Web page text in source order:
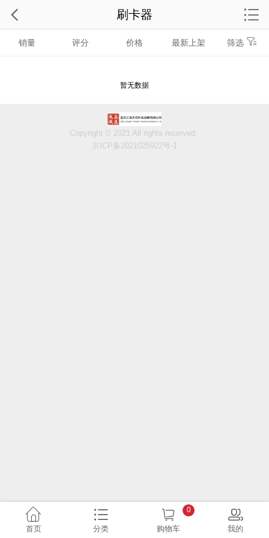
销量 评分 价格 最新上架 筛选
暂无数据
刷卡器
Copyright © 2021 All rights reserved.
京ICP备2021025922号-1
首页 分类 购物车
0
我的